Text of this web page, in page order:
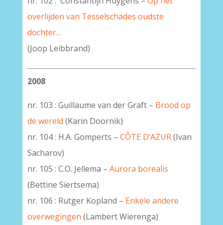
overlijden van Tesselschades oudste
dochter…
(Joop Leibbrand)
2008
nr. 103 : Guillaume van der Graft – Brood op
de wereld (Karin Doornik)
nr. 104 : H.A. Gomperts – CÔTE D’AZUR(Ivan
Sacharov)
nr. 105 : C.O. Jellema – Aurora borealis
(Bettine Siertsema)
nr. 106 : Rutger Kopland – Enkele andere
overwegingen (Lambert Wierenga)